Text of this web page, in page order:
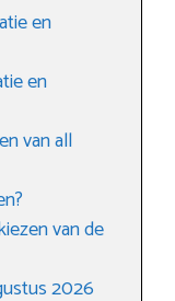
en
en
van all
van de
2026